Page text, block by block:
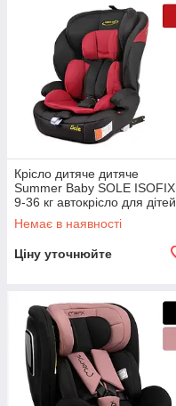
Крісло дитяче дитяче
Summer Baby SOLE ISOFIX
9-36 кг автокрісло для дітей
R_2283
Немає в наявності
Ціну уточнюйте